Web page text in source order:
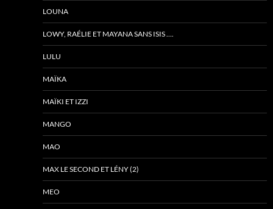
LOUNA
LOWY, RAÉLIE ET MAYANA SANS ISIS ….
LULU
MAÏKA
MAÏKI ET IZZI
MANGO
MAO
MAX LE SECOND ET LÉNY (2)
MEO